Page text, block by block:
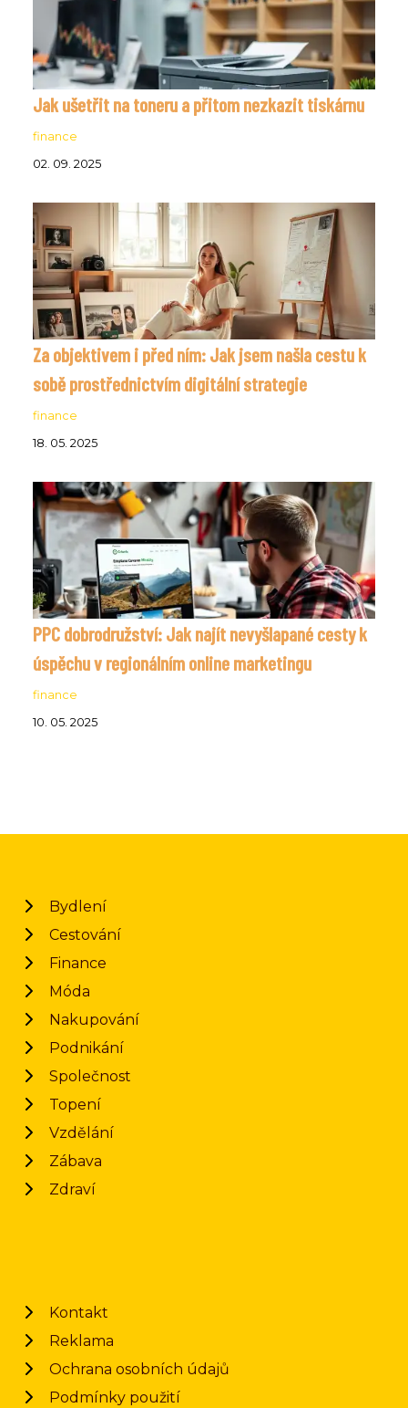
Jak ušetřit na toneru a přitom nezkazit tiskárnu
finance
02. 09. 2025
Za objektivem i před ním: Jak jsem našla cestu k
sobě prostřednictvím digitální strategie
finance
18. 05. 2025
PPC dobrodružství: Jak najít nevyšlapané cesty k
úspěchu v regionálním online marketingu
finance
10. 05. 2025
Bydlení
Cestování
Finance
Móda
Nakupování
Podnikání
Společnost
Topení
Vzdělání
Zábava
Zdraví
Kontakt
Reklama
Ochrana osobních údajů
Podmínky použití